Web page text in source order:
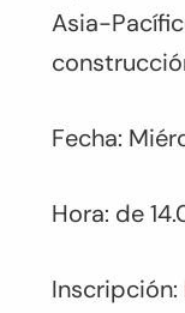
Asia-
Fecha:
Hora: de
Inscripción: